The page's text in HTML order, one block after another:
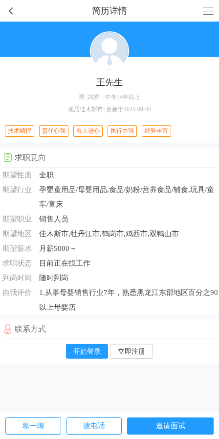
简历详情
聊一聊 拨电话 邀请面试
王先生
男 28岁 中专 4年以上
现居佳木斯市 更新于2025-09-05
技术精悍 责任心强 有上进心 执行力强 经验丰富
求职意向
期望性质
全职
期望行业
孕婴童用品/母婴用品,食品/奶粉/营养食品/辅食,玩具/童
车/童床
期望职业
销售人员
期望地区
佳木斯市,牡丹江市,鹤岗市,鸡西市,双鸭山市
期望薪水
月薪5000＋
求职状态
目前正在找工作
到岗时间
随时到岗
自我评价
1.从事母婴销售行业7年，熟悉黑龙江东部地区百分之90
以上母婴店
联系方式
开始登录 立即注册